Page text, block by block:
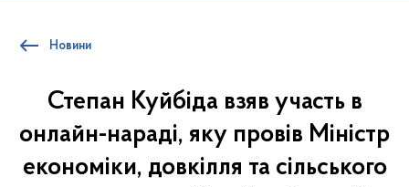
Новини
Степан Куйбіда взяв участь в
онлайн-нараді, яку провів Міністр
економіки, довкілля та сільського